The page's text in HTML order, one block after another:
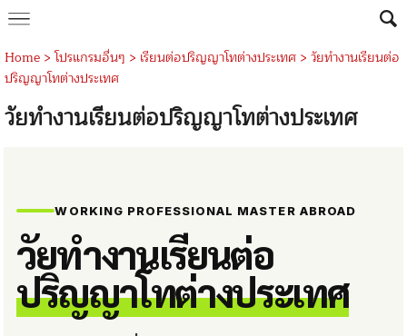
Home> โปรแกรมอื่นๆ > เรียนต่อปริญญาโทต่างประเทศ> วัยทำงานเรียนต่อ
ปริญญาโทต่างประเทศ
วัยทำงานเรียนต่อปริญญาโทต่างประเทศ
WORKING PROFESSIONAL MASTER ABROAD
วัยทำงานเรียนต่อ
ปริญญาโทต่างประเทศ